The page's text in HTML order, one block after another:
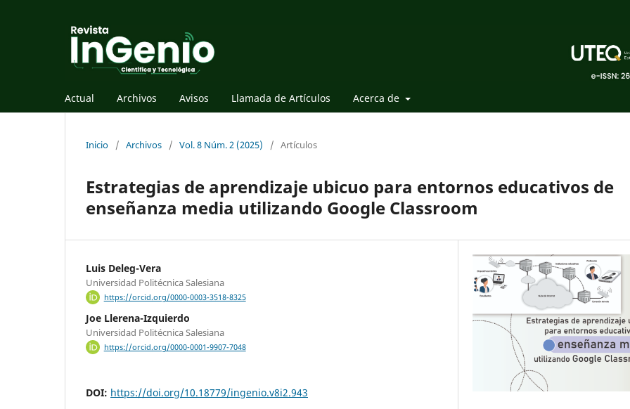
Actual Archivos Avisos Llamada de Artículos Acerca de
Inicio / Archivos / Vol. 8 Núm. 2 (2025) / Artículos
Estrategias de aprendizaje ubicuo para entornos educativos de
enseñanza media utilizando Google Classroom
Luis Deleg-Vera
Universidad Politécnica Salesiana
https://orcid.org/0000-0003-3518-8325
Joe Llerena-Izquierdo
Universidad Politécnica Salesiana
https://orcid.org/0000-0001-9907-7048
DOI: https://doi.org/10.18779/ingenio.v8i2.943